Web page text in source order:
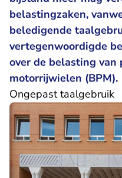
belastingzaken,
beledigende
vertegenwoordigde
over de belasting van
motorrijwielen (BPM).
Ongepast taalgebruik